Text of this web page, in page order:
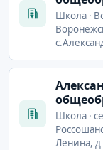
Школа ·
Школа ·
Ленина, д